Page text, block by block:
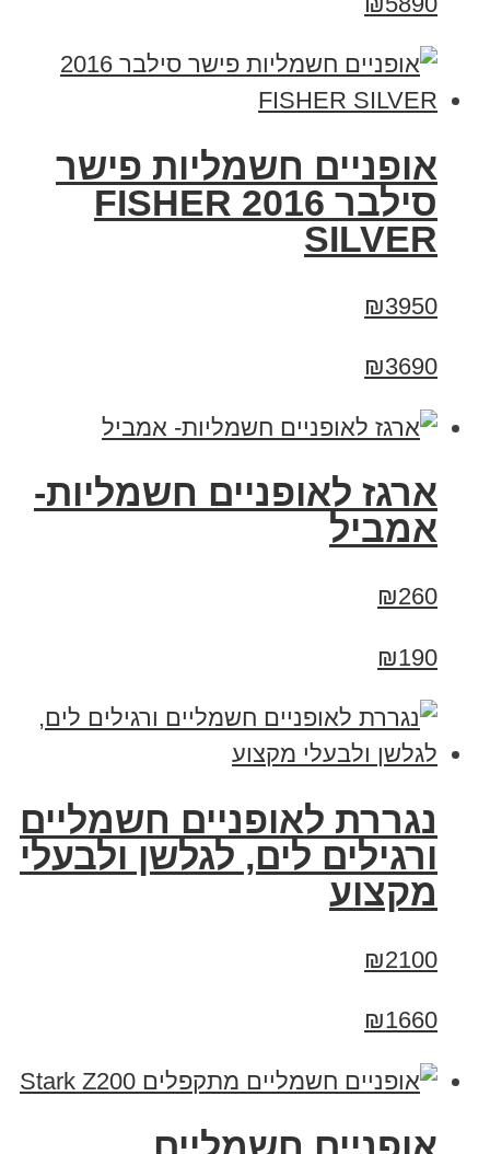
אופניים חשמליות פישר
סילבר 2016 FISHER
SILVER
₪3950
₪3690
ארגז לאופניים חשמליות-
אמביל
₪260
₪190
נגררת לאופניים חשמליים
ורגילים לים, לגלשן ולבעלי
מקצוע
₪2100
₪1660